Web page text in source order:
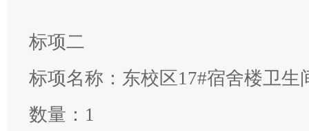
标项二
标项名称： 东校区17#宿舍楼卫生
数量： 1